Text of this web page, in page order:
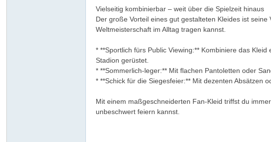
Vielseitig kombinierbar – weit über die Spielzeit hinaus
Der große Vorteil eines gut gestalteten Kleides ist
Weltmeisterschaft im Alltag tragen kannst.
* **Sportlich fürs Public Viewing:** Kombiniere das
Stadion gerüstet.
* **Sommerlich-leger:** Mit flachen Pantoletten oder
* **Schick für die Siegesfeier:** Mit dezenten Absätzen
Mit einem maßgeschneiderten Fan-Kleid triffst du
unbeschwert feiern kannst.